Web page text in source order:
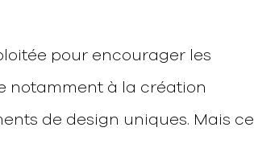
pour encourager les
notamment à la création
de design uniques. Mais ce